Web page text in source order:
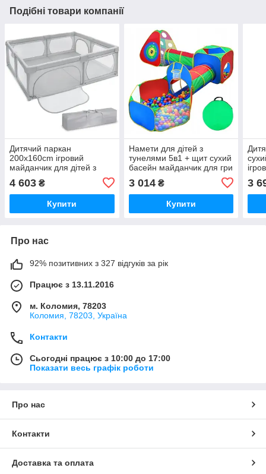
Подібні товари компанії
Дитячий паркан
200x160cm ігровий
майданчик для дітей з
4 603 ₴
Купити
Намети для дітей з
тунелями 5в1 + щит сухий
басейн майданчик для гри
3 014₴
Купити
3
Про нас
92% позитивних з 327 відгуків за рік
Працює з 13.11.2016
м. Коломия, 78203
Коломия, 78203, Україна
Контакти
Сьогодні працює з 10:00 до 17:00
Показати весь графік роботи
Про нас
Контакти
Доставка та оплата